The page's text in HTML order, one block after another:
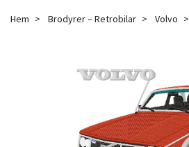
Hem Brodyrer – Retrobilar Volvo